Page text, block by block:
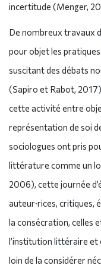
incertitude (Menger,
De nombreux travaux
pour objet les
suscitant des débats
(Sapiro et Rabot,
cette activité entre
représentation de soi
sociologues ont pris
littérature comme un
2006), cette journée
auteur·rices, critiques,
la consécration, celles
l’institution littéraire et
loin de la considérer